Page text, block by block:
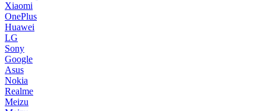
Xiaomi
OnePlus
Huawei
LG
Sony
Google
Asus
Nokia
Realme
Meizu